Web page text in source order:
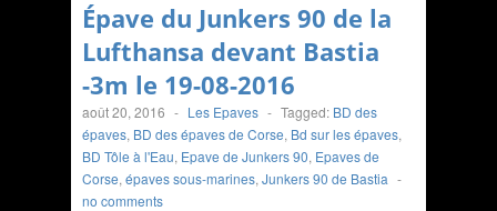
Épave du Junkers 90 de la
Lufthansa devant Bastia
-3m le 19-08-2016
août 20, 2016 - Les Epaves - Tagged: BD des
épaves, BD des épaves de Corse, Bd sur les épaves,
BD Tôle à l'Eau, Epave de Junkers 90, Epaves de
Corse, épaves sous-marines, Junkers 90 de Bastia -
no comments